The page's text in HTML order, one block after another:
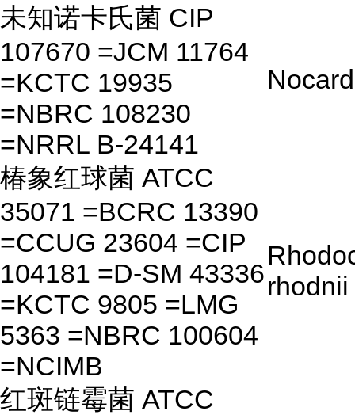
未知诺卡氏菌 CIP
107670 =JCM 11764
=KCTC 19935
=NBRC 108230
=NRRL B-24141
椿象红球菌 ATCC
35071 =BCRC 13390
=CCUG 23604 =CIP
104181 =D-SM 43336
=KCTC 9805 =LMG
5363 =NBRC 100604
=NCIMB
rhodnii
红斑链霉菌 ATCC